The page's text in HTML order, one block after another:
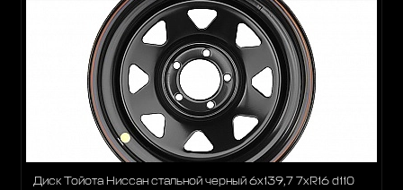
Диск Тойота Ниссан стальной черный 6x139,7 7xR16 d110